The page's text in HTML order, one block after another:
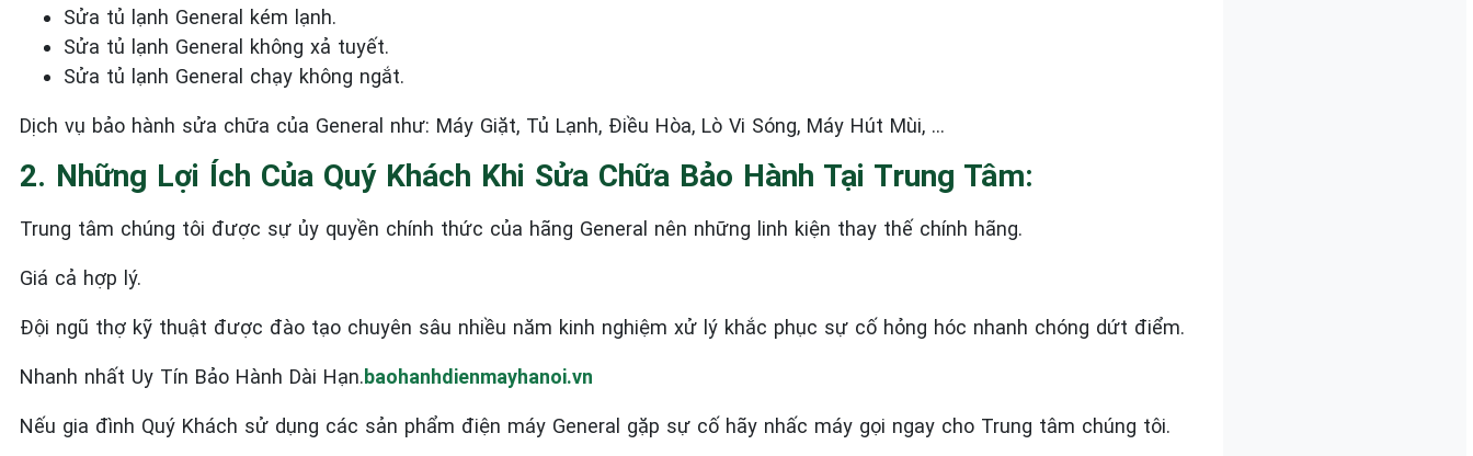
Sửa tủ lạnh General kém lạnh.
Sửa tủ lạnh General không xả tuyết.
Sửa tủ lạnh General chạy không ngắt.
Dịch vụ bảo hành sửa chữa của General như: Máy Giặt, Tủ Lạnh, Điều Hòa, Lò Vi Sóng, Máy Hút Mùi, …
2. Những Lợi Ích Của Quý Khách Khi Sửa Chữa Bảo Hành Tại Trung Tâm:
Trung tâm chúng tôi được sự ủy quyền chính thức của hãng General nên những linh kiện thay thế chính hãng.
Giá cả hợp lý.
Đội ngũ thợ kỹ thuật được đào tạo chuyên sâu nhiều năm kinh nghiệm xử lý khắc phục sự cố hỏng hóc nhanh chóng dứt điểm.
Nhanh nhất Uy Tín Bảo Hành Dài Hạn.baohanhdienmayhanoi.vn
Nếu gia đình Quý Khách sử dụng các sản phẩm điện máy General gặp sự cố hãy nhấc máy gọi ngay cho Trung tâm chúng tôi.